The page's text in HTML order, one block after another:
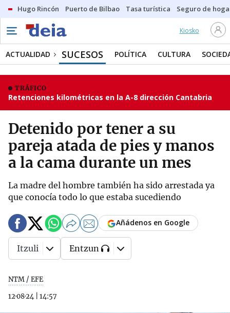
Hugo Rincón Puerto de Bilbao Tasa turística Seguro de
Kiosko
ACTUALIDAD SUCESOS POLÍTICA CULTURA
TRÁFICO
Retenciones kilométricas en la A-8 dirección Cantabria
Detenido por tener a su
pareja atada de pies y manos
a la cama durante un mes
La madre del hombre también ha sido arrestada ya
que conocía todo lo que estaba sucediendo
NTM / EFE
12·08·24
14:57
Añádenos en Google
Itzuli Entzun